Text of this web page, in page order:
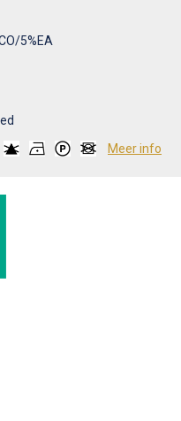
5%EA
Meer info